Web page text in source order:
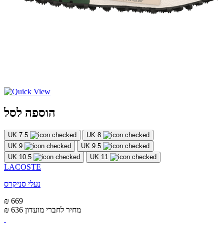
הוספה לסל
UK 7.5
UK 8
UK 9
UK 9.5
UK 10.5
UK 11
LACOSTE
נעלי סניקרס
₪ 669
₪ 636 מחיר לחברי מועדון